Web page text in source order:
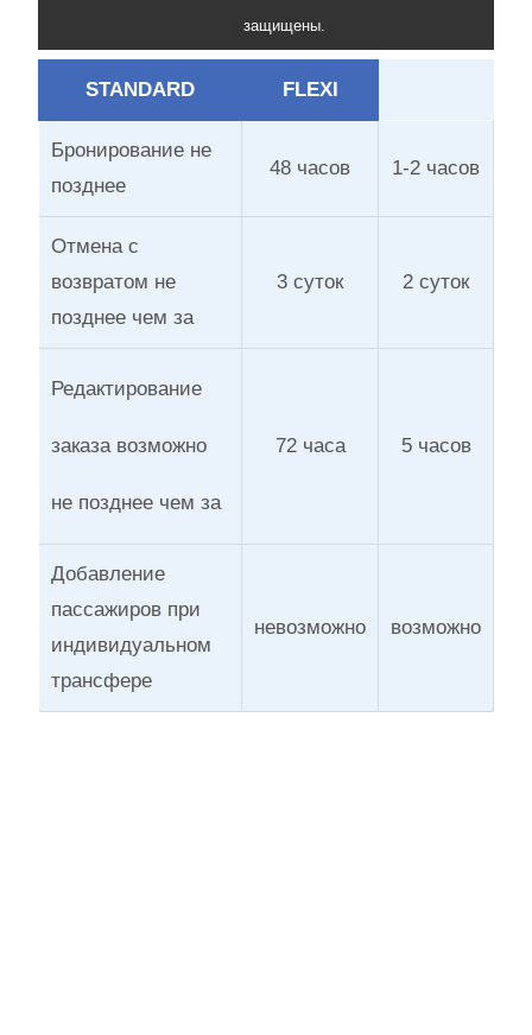
защищены.
STANDARD FLEXI
Бронирование не
позднее
48 часов 1-2 часов
Отмена с
возвратом не
позднее чем за
3 суток 2 суток
Редактирование
заказа возможно
не позднее чем за
72 часа 5 часов
Добавление
пассажиров при
индивидуальном
трансфере
невозможно возможно